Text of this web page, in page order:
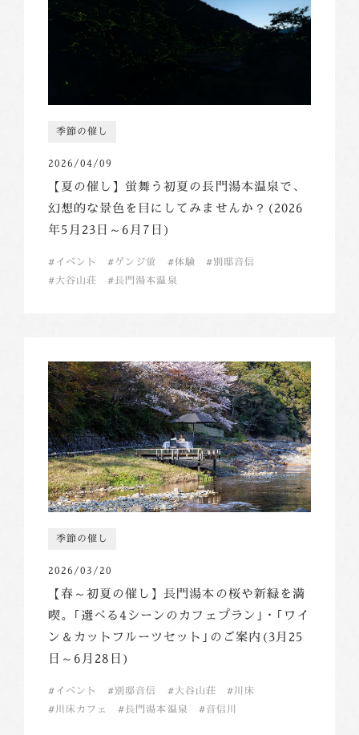
季節の催し
2026/04/09
【夏の催し】蛍舞う初夏の長門湯本温泉で、
幻想的な景色を目にしてみませんか？(2026
年5月23日～6月7日)
イベント ゲンジ蛍 体験
別邸音信
大谷山荘
長門湯本温泉
季節の催し
2026/03/20
【春～初夏の催し】長門湯本の桜や新緑を満
喫。｢選べる4シーンのカフェプラン｣・｢ワイ
ン＆カットフルーツセット｣のご案内(3月25
日～6月28日)
イベント 別邸音信 大谷山荘
川床
川床カフェ
長門湯本温泉 音信川